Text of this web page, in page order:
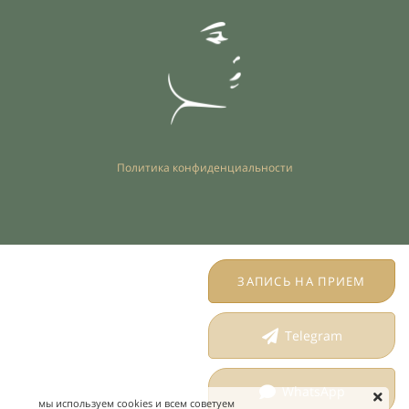
ЗАПИСЬ НА ПРИЕМ
Telegram
WhatsApp
Политика конфиденциальности
мы используем cookies и всем советуем